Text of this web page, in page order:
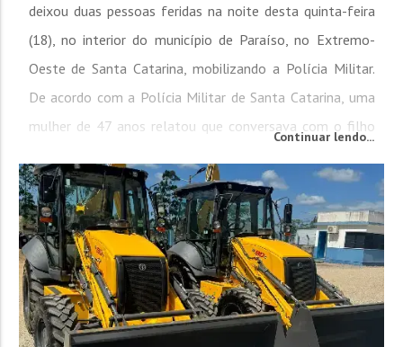
deixou duas pessoas feridas na noite desta quinta-feira
(18), no interior do município de Paraíso, no Extremo-
Oeste de Santa Catarina, mobilizando a Polícia Militar.
De acordo com a Polícia Militar de Santa Catarina, uma
mulher de 47 anos relatou que conversava com o filho
passou a agredi-la com socos e chutes, provocando
lesões. Durante a...
Continuar lendo...